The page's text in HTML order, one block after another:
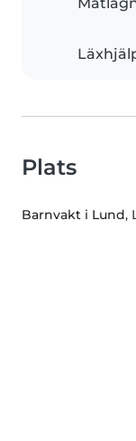
Plats
Barnvakt i Lund,